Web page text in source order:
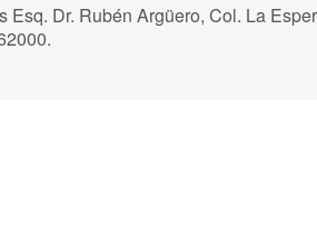
Esq. Dr. Rubén Argüero, Col. La